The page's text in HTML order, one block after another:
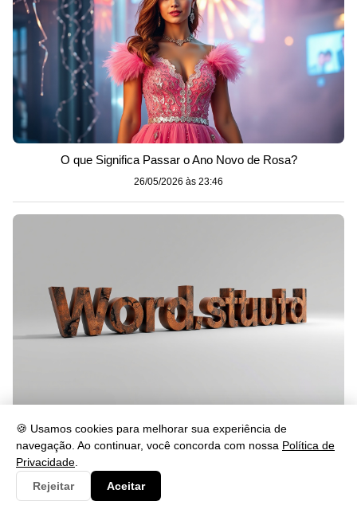
🍪 Usamos cookies para melhorar sua experiência de
navegação. Ao continuar, você concorda com nossa Política de
Privacidade
Rejeitar
Aceitar
O que Significa Passar o Ano Novo de Rosa?
26/05/2026 às 23:46
Cabalmente Significado: Entenda o Uso da Palavra
26/05/2026 às 23:46